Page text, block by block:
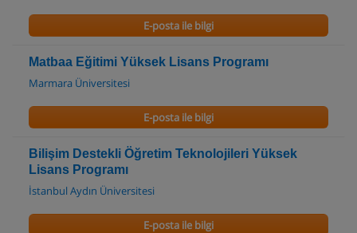
E-posta ile bilgi
Matbaa Eğitimi Yüksek Lisans Programı
Marmara Üniversitesi
E-posta ile bilgi
Bilişim Destekli Öğretim Teknolojileri Yüksek
Lisans Programı
İstanbul Aydın Üniversitesi
E-posta ile bilgi